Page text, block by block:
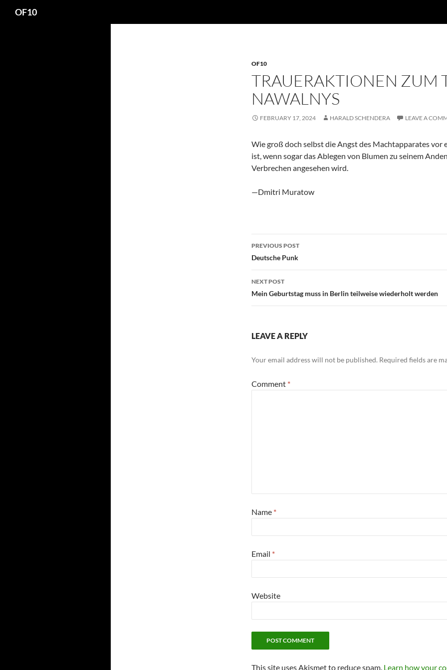
OF10
OF10
TRAUERAKTIONEN ZUM
NAWALNYS
FEBRUARY 17, 2024 HARALD SCHENDERA LEAVE A
Wie groß doch selbst die Angst des Machtapparates vor
ist, wenn sogar das Ablegen von Blumen zu seinem
Verbrechen angesehen wird.
—Dmitri Muratow
Post
navigation
PREVIOUS POST
Deutsche Punk
NEXT POST
Mein Geburtstag muss in Berlin teilweise wiederholt werden
LEAVE A REPLY
Your email address will not be published. Required fields are
Comment *
Name *
Email *
Website
This site uses Akismet to reduce spam. Learn how your